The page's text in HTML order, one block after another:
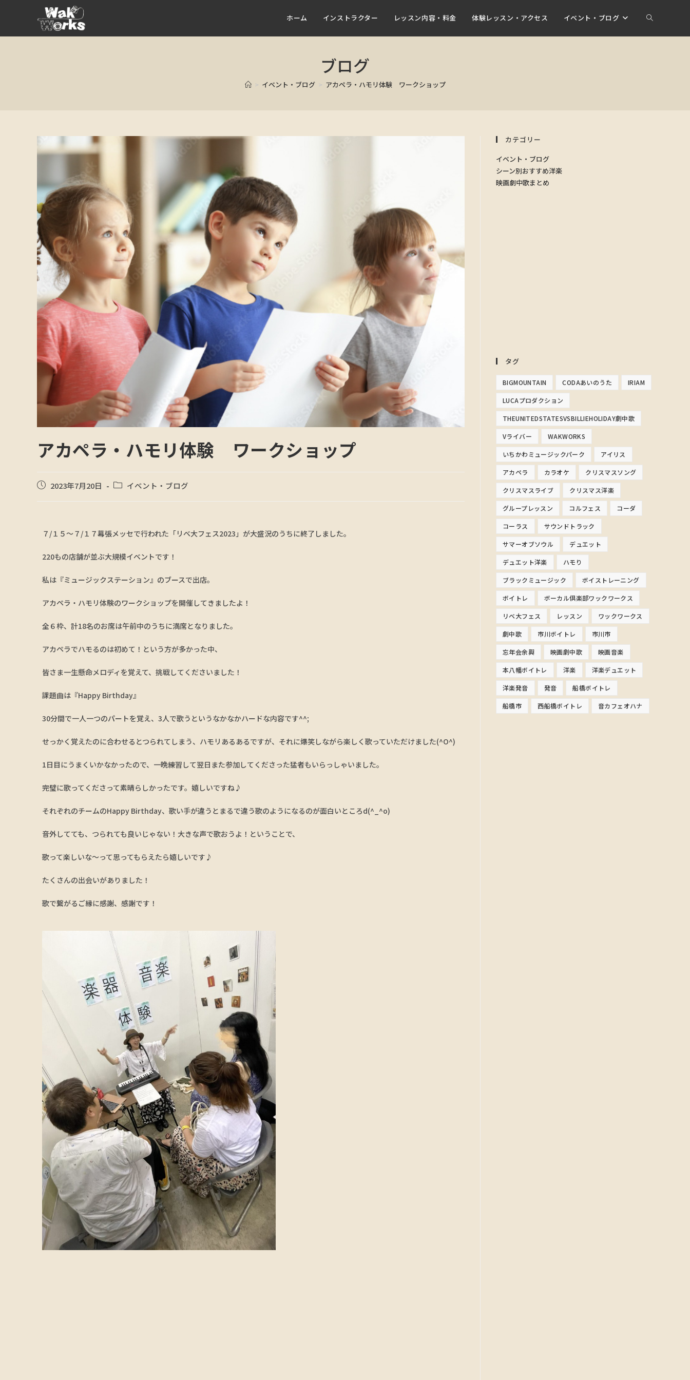
ホーム インストラクター レッスン内容・料金 体験レッスン・アクセス イベント・ブログ
ブログ
> イベント・ブログ > アカペラ・ハモリ体験 ワークショップ
アカペラ・ハモリ体験 ワークショップ
2023年7月20日 イベント・ブログ
７/１５〜７/１７幕張メッセで行われた「リベ大フェス2023」が大盛況のうちに終了しました。
220もの店舗が並ぶ大規模イベントです！
私は『ミュージックステーション』のブースで出店。
アカペラ・ハモリ体験のワークショップを開催してきましたよ！
全６枠、計18名のお席は午前中のうちに満席となりました。
アカペラでハモるのは初めて！という方が多かった中、
皆さま一生懸命メロディを覚えて、挑戦してくださいました！
課題曲は『Happy Birthday』
30分間で一人一つのパートを覚え、3人で歌うというなかなかハードな内容です^^;
せっかく覚えたのに合わせるとつられてしまう、ハモリあるあるですが、それに爆笑しながら楽しく歌っていただけました(^O^)
1日目にうまくいかなかったので、一晩練習して翌日また参加してくださった猛者もいらっしゃいました。
完璧に歌ってくださって素晴らしかったです。嬉しいですね♪
それぞれのチームのHappy Birthday、歌い手が違うとまるで違う歌のようになるのが面白いところd(^_^o)
音外してても、つられても良いじゃない！大きな声で歌おうよ！ということで、
歌って楽しいな〜って思ってもらえたら嬉しいです♪
たくさんの出会いがありました！
歌で繋がるご縁に感謝、感謝です！
カテゴリー
イベント・ブログ
シーン別おすすめ洋楽
映画劇中歌まとめ
タグ
BIGMOUNTAIN CODAあいのうた IRIAM
LUCAプロダクション
THEUNITEDSTATESVSBILLIEHOLIDAY劇中歌
Vライバー WAKWORKS
いちかわミュージックパーク アイリス
アカペラ カラオケ クリスマスソング
クリスマスライブ クリスマス洋楽
グループレッスン コルフェス コーダ
コーラス サウンドトラック
サマーオブソウル デュエット
デュエット洋楽 ハモり
ブラックミュージック ボイストレーニング
ボイトレ ボーカル倶楽部ワックワークス
リベ大フェス レッスン ワックワークス
劇中歌 市川ボイトレ 市川市
忘年会余興 映画劇中歌 映画音楽
本八幡ボイトレ 洋楽 洋楽デュエット
洋楽発音 発音 船橋ボイトレ
船橋市 西船橋ボイトレ 音カフェオハナ